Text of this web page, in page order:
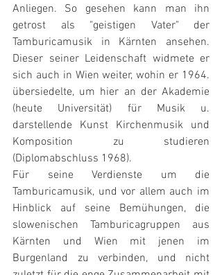
Anliegen. So gesehen kann man ihn
getrost als "geistigen Vater" der
Tamburicamusik in Kärnten ansehen.
Dieser seiner Leidenschaft widmete er
sich auch in Wien weiter, wohin er 1964.
übersiedelte, um hier an der Akademie
(heute Universität) für Musik u.
darstellende Kunst Kirchenmusik und
Komposition zu studieren
(Diplomabschluss 1968).
Für seine Verdienste um die
Tamburicamusik, und vor allem auch im
Hinblick auf seine Bemühungen, die
slowenischen Tamburicagruppen aus
Kärnten und Wien mit jenen im
Burgenland zu verbinden, und nicht